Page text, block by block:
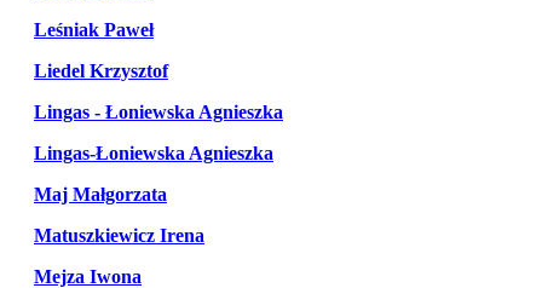
Leśniak Paweł
Liedel Krzysztof
Lingas - Łoniewska Agnieszka
Lingas-Łoniewska Agnieszka
Maj Małgorzata
Matuszkiewicz Irena
Mejza Iwona